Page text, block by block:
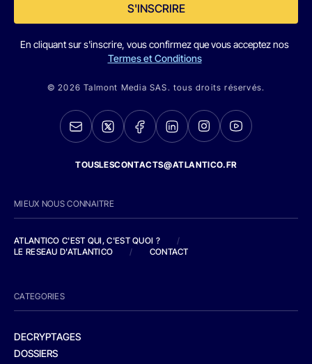
S'INSCRIRE
En cliquant sur s'inscrire, vous confirmez que vous acceptez nos
Termes et Conditions
© 2026 Talmont Media SAS. tous droits réservés.
TOUSLESCONTACTS@ATLANTICO.FR
MIEUX NOUS CONNAITRE
ATLANTICO C'EST QUI, C'EST QUOI ?
/
LE RESEAU D'ATLANTICO
/ CONTACT
CATEGORIES
DECRYPTAGES
DOSSIERS